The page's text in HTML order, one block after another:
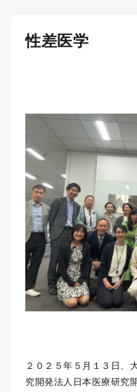
性差医学
２０２５年５月１３日、
究開発法人日本医療研究